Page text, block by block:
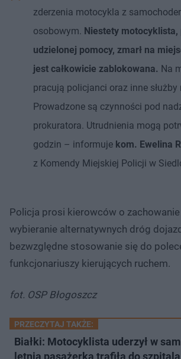
zderzenia motocykla z
osobowym. Niestety motocyklista,
udzielonej pomocy, zmarł na
jest całkowicie zablokowana. Na
pracują policjanci oraz inne służby
Prowadzone są czynności pod
prokuratora. Utrudnienia mogą
godzin – informuje kom. Ewelina
z Komendy Miejskiej Policji w
Policja prosi kierowców o
wybieranie alternatywnych dróg
bezwzględne stosowanie się do
funkcjonariuszy kierujących ruchem.
fot. OSP Błogoszcz
PRZECZYTAJ TAKŻE:
Białki: Motocyklista uderzył w
letnia pasażerka trafiła do szpitala